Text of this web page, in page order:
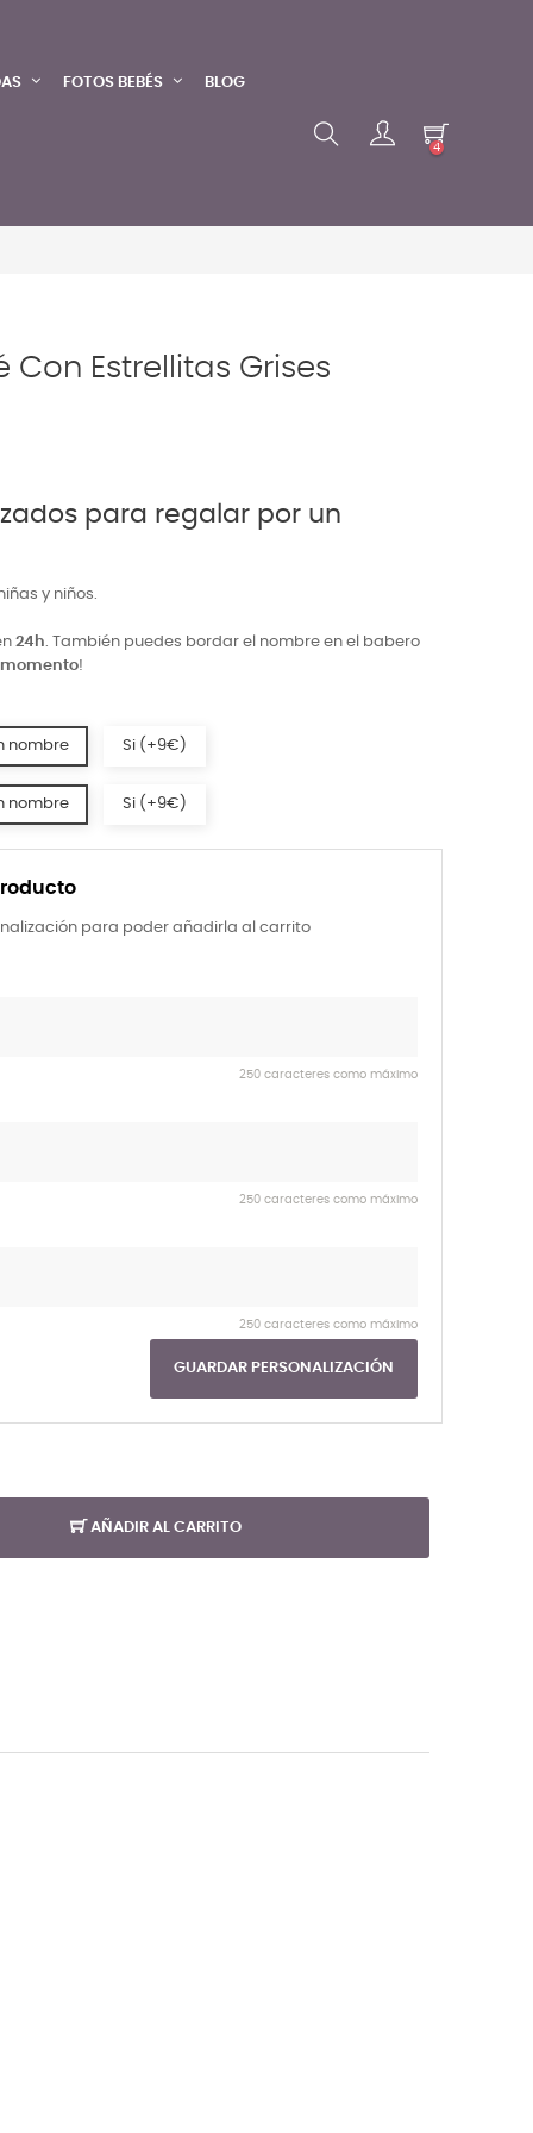
FOTOS BEBÉS BLOG
4
Estrellitas Grises
para regalar por un
y niños.
24h. También puedes bordar el nombre en el babero
!
para poder añadirla al carrito
250 caracteres como máximo
250 caracteres como máximo
250 caracteres como máximo
GUARDAR PERSONALIZACIÓN
nombre Si (+9€)
nombre Si (+9€)
AÑADIR AL CARRITO